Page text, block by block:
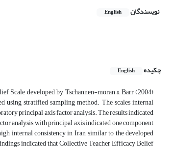
نویسندگان English
چکیده
English
Scale developed by Tschannen-moran & Barr (2004)
using stratified sampling method. The scales internal
principal axis factor analysis. The results indicated
analysis with principal axis indicated one component
internal consistency in Iran, similar to the developed
indicated that Collective Teacher Efficacy Belief